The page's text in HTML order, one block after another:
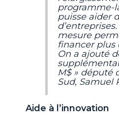
programme-
puisse aider
mesure
financer plus
On a ajouté
M$ » député
Sud, Samuel
Aide à l’innovation